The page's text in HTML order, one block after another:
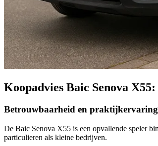
Koopadvies Baic Senova
Betrouwbaarheid en
De Baic Senova X55 is een opvallende speler
particulieren als kleine bedrijven.